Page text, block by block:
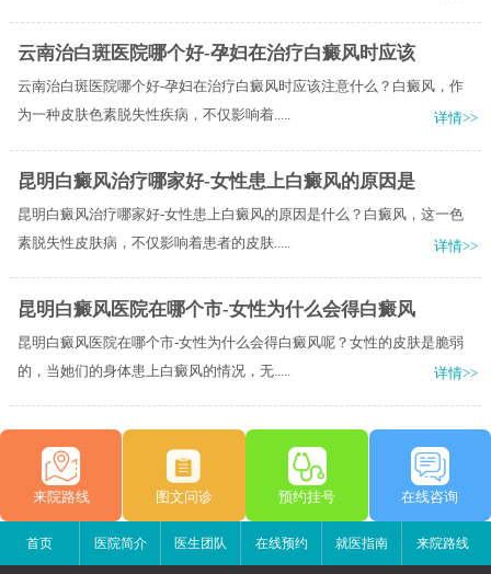
云南治白斑医院哪个好-孕妇在治疗白癜风时应该
云南治白斑医院哪个好-孕妇在治疗白癜风时应该注意什么？白癜风，作
为一种皮肤色素脱失性疾病，不仅影响着.....
详情>>
昆明白癜风治疗哪家好-女性患上白癜风的原因是
昆明白癜风治疗哪家好-女性患上白癜风的原因是什么？白癜风，这一色
素脱失性皮肤病，不仅影响着患者的皮肤.....
详情>>
昆明白癜风医院在哪个市-女性为什么会得白癜风
昆明白癜风医院在哪个市-女性为什么会得白癜风呢？女性的皮肤是脆弱
的，当她们的身体患上白癜风的情况，无.....
详情>>
来院路线 图文问诊 预约挂号 在线咨询
首页 医院简介 医生团队 在线预约 就医指南 来院路线